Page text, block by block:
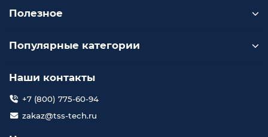
Полезное
Популярные категории
Наши контакты
+7 (800) 775-60-94
zakaz@tss-tech.ru